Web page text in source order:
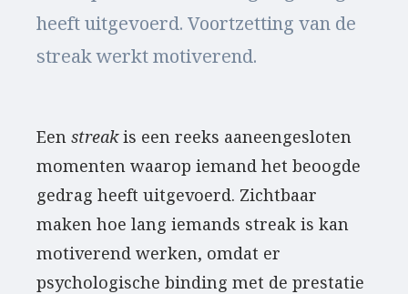
heeft uitgevoerd. Voortzetting van de
streak werkt motiverend.
Een streakis een reeks aaneengesloten
momenten waarop iemand het beoogde
gedrag heeft uitgevoerd. Zichtbaar
maken hoe lang iemands streak is kan
motiverend werken, omdat er
psychologische binding met de prestatie